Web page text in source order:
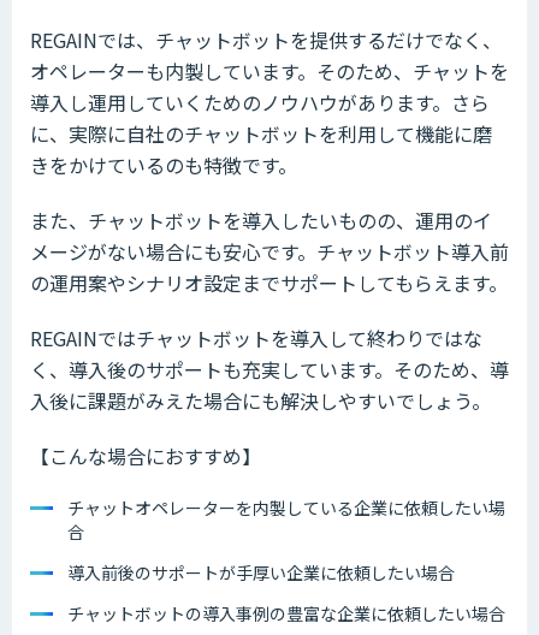
REGAINでは、チャットボットを提供するだけでなく、
オペレーターも内製しています。そのため、チャットを
導入し運用していくためのノウハウがあります。さら
に、実際に自社のチャットボットを利用して機能に磨
きをかけているのも特徴です。
また、チャットボットを導入したいものの、運用のイ
メージがない場合にも安心です。チャットボット導入前
の運用案やシナリオ設定までサポートしてもらえます。
REGAINではチャットボットを導入して終わりではな
く、導入後のサポートも充実しています。そのため、導
入後に課題がみえた場合にも解決しやすいでしょう。
【こんな場合におすすめ】
チャットオペレーターを内製している企業に依頼したい場
合
導入前後のサポートが手厚い企業に依頼したい場合
チャットボットの導入事例の豊富な企業に依頼したい場合